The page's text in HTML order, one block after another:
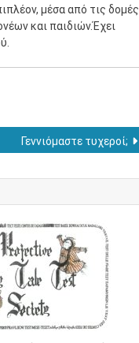
μέσα από τις δομές
και παιδιών.Έχει
Γεννιόμαστε τυχεροί;